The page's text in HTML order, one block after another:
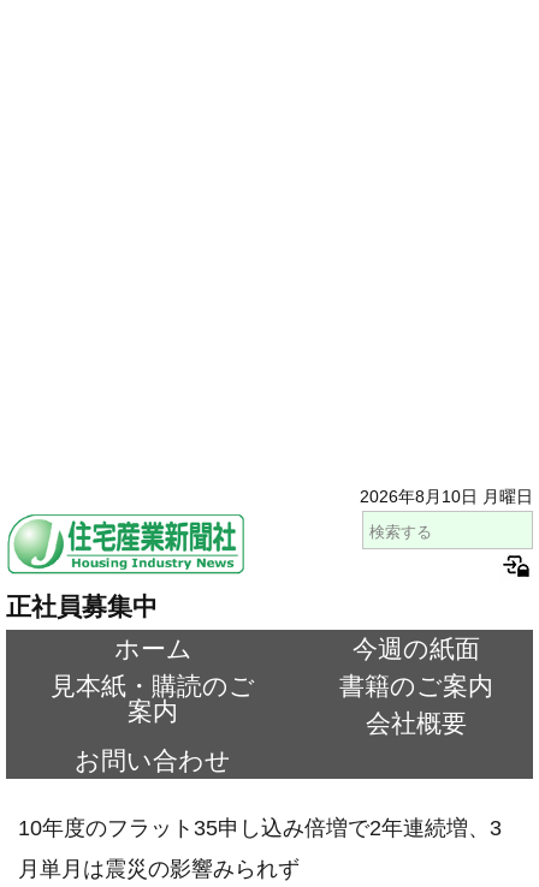
2026年8月10日 月曜日
正社員募集中
ホーム
今週の紙面
見本紙・購読のご
案内
書籍のご案内
会社概要
お問い合わせ
10年度のフラット35申し込み倍増で2年連続増、3
月単月は震災の影響みられず